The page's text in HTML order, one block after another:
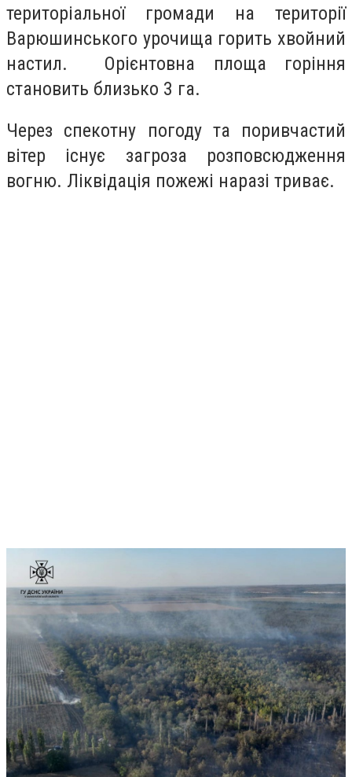
територіальної громади на території
Варюшинського урочища горить хвойний
настил. Орієнтовна площа горіння
становить близько 3 га.
Через спекотну погоду та поривчастий
вітер існує загроза розповсюдження
вогню. Ліквідація пожежі наразі триває.